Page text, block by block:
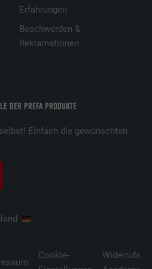
DER PREFA PRODUKTE
Einfach die gewünschten
Erfahrungen
Beschwerden &
Reklamationen
Cookie-